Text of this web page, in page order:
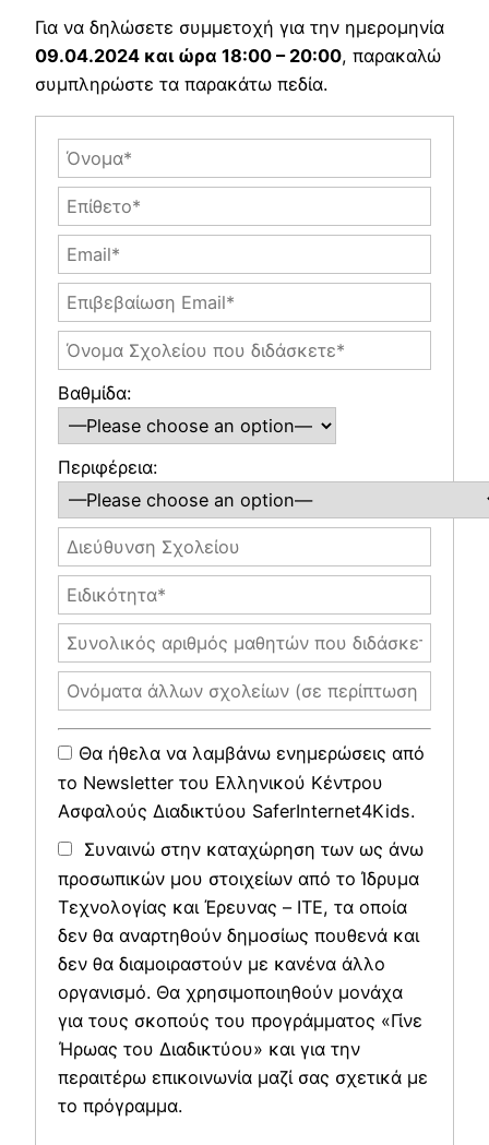
Για να δηλώσετε συμμετοχή για την ημερομηνία
09.04.2024 και ώρα 18:00 – 20:00, παρακαλώ
συμπληρώστε τα παρακάτω πεδία.
Βαθμίδα:
Περιφέρεια:
Θα ήθελα να λαμβάνω ενημερώσεις από
το Newsletter του Ελληνικού Κέντρου
Ασφαλούς Διαδικτύου SaferInternet4Kids.
Συναινώ στην καταχώρηση των ως άνω
προσωπικών μου στοιχείων από το Ίδρυμα
Τεχνολογίας και Έρευνας – ΙΤΕ, τα οποία
δεν θα αναρτηθούν δημοσίως πουθενά και
δεν θα διαμοιραστούν με κανένα άλλο
οργανισμό. Θα χρησιμοποιηθούν μονάχα
για τους σκοπούς του προγράμματος «Γίνε
Ήρωας του Διαδικτύου» και για την
περαιτέρω επικοινωνία μαζί σας σχετικά με
το πρόγραμμα.